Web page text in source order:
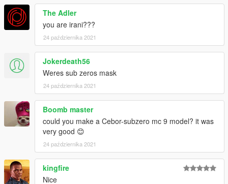
The Adler
you are irani???
24 października 2021
Jokerdeath56
Weres sub zeros mask
24 października 2021
Boomb master
could you make a Cebor-subzero mc 9 model? it was
very good 😊
24 października 2021
kingfire
Nice